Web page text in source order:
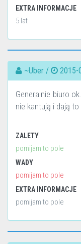
EXTRA INFORMACJE
5 lat
~Uber / 2015-
Generalnie biuro
nie kantują i dają to
ZALETY
pomijam to pole
WADY
pomijam to pole
EXTRA INFORMACJE
pomijam to pole